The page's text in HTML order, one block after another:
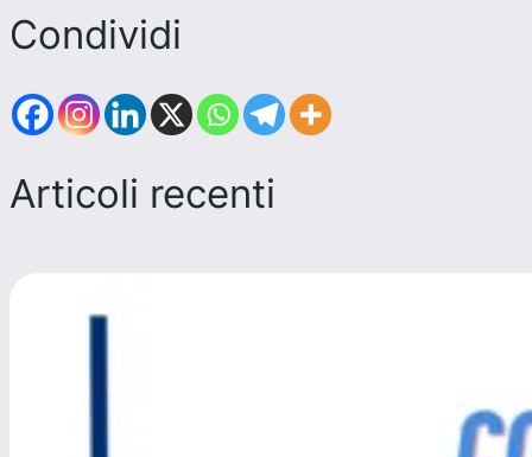
Condividi
Articoli recenti